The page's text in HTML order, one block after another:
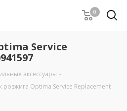
0
Service
аксессуары -
розжига Optima Service Replacement